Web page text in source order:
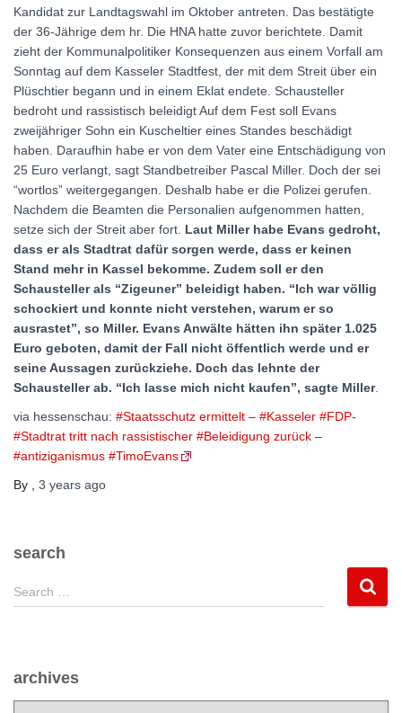
Kandidat zur Landtagswahl im Oktober antreten. Das bestätigte
der 36-Jährige dem hr. Die HNA hatte zuvor berichtete. Damit
zieht der Kommunalpolitiker Konsequenzen aus einem Vorfall am
Sonntag auf dem Kasseler Stadtfest, der mit dem Streit über ein
Plüschtier begann und in einem Eklat endete. Schausteller
bedroht und rassistisch beleidigt Auf dem Fest soll Evans
zweijähriger Sohn ein Kuscheltier eines Standes beschädigt
haben. Daraufhin habe er von dem Vater eine Entschädigung von
25 Euro verlangt, sagt Standbetreiber Pascal Miller. Doch der sei
“wortlos” weitergegangen. Deshalb habe er die Polizei gerufen.
Nachdem die Beamten die Personalien aufgenommen hatten,
setze sich der Streit aber fort. Laut Miller habe Evans gedroht,
dass er als Stadtrat dafür sorgen werde, dass er keinen
Stand mehr in Kassel bekomme. Zudem soll er den
Schausteller als “Zigeuner” beleidigt haben. “Ich war völlig
schockiert und konnte nicht verstehen, warum er so
ausrastet”, so Miller. Evans Anwälte hätten ihn später 1.025
Euro geboten, damit der Fall nicht öffentlich werde und er
seine Aussagen zurückziehe. Doch das lehnte der
Schausteller ab. “Ich lasse mich nicht kaufen”, sagte Miller.
via hessenschau: #Staatsschutz ermittelt – #Kasseler #FDP-
#Stadtrat tritt nach rassistischer #Beleidigung zurück –
#antiziganismus #TimoEvans
By
3 years ago
search
S
e
h
f
Search …
archives